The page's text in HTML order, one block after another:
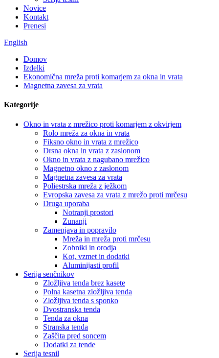
Novice
Kontakt
Prenesi
English
Domov
Izdelki
Ekonomična mreža proti komarjem za okna in vrata
Magnetna zavesa za vrata
Kategorije
Okno in vrata z mrežico proti komarjem z okvirjem
Rolo mreža za okna in vrata
Fiksno okno in vrata z mrežico
Drsna okna in vrata z zaslonom
Okno in vrata z nagubano mrežico
Magnetno okno z zaslonom
Magnetna zavesa za vrata
Poliestrska mreža z ježkom
Evropska zavesa za vrata z mrežo proti mrčesu
Druga uporaba
Notranji prostori
Zunanji
Zamenjava in popravilo
Mreža in mreža proti mrčesu
Zobniki in orodja
Kot, vzmet in dodatki
Aluminijasti profil
Serija senčnikov
Zložljiva tenda brez kasete
Polna kasetna zložljiva tenda
Zložljiva tenda s sponko
Dvostranska tenda
Tenda za okna
Stranska tenda
Zaščita pred soncem
Dodatki za tende
Serija tesnil